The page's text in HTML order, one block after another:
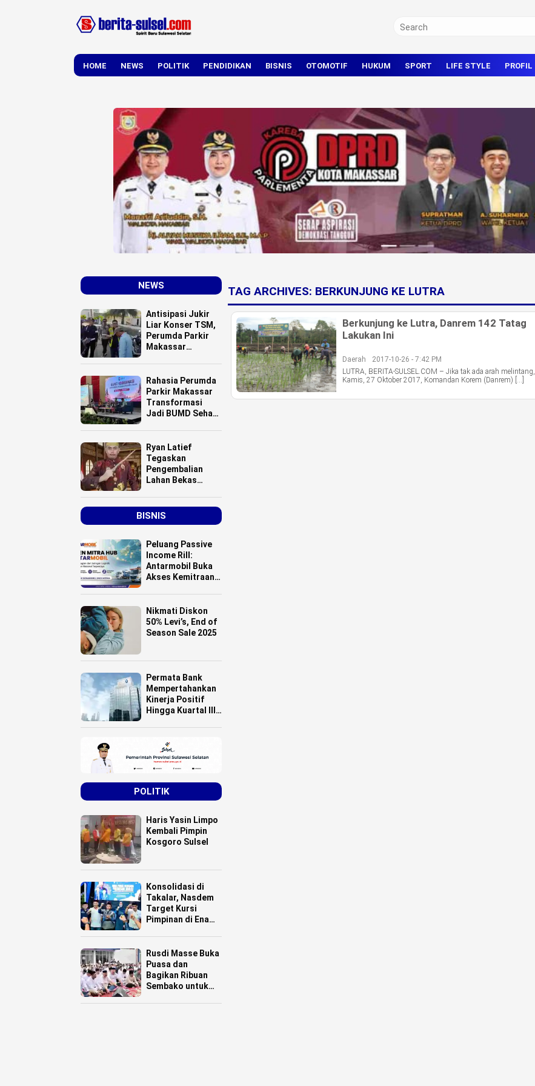
HOME NEWS POLITIK PENDIDIKAN BISNIS OTOMOTIF HUKUM SPORT LIFE STYLE PROFIL
NEWS
Antisipasi Jukir
Liar Konser TSM,
Perumda Parkir
Makassar
Rahasia Perumda
Parkir Makassar
Transformasi
Jadi BUMD Sehat
Ryan Latief
Tegaskan
Pengembalian
Lahan Bekas
Pemda Didesak
Hentikan
Tanah Ulayat
BISNIS
Peluang Passive
Income Rill:
Antarmobil Buka
Akses Kemitraan
Lahan se-
Indonesia
Nikmati Diskon
50% Levi’s, End of
Season Sale 2025
Permata Bank
Mempertahankan
Kinerja Positif
Hingga Kuartal III
POLITIK
Haris Yasin Limpo
Kembali Pimpin
Kosgoro Sulsel
Konsolidasi di
Takalar, Nasdem
Target Kursi
Pimpinan di Enam
Rusdi Masse Buka
Puasa dan
Bagikan Ribuan
Sembako untuk
TAG ARCHIVES: BERKUNJUNG KE LUTRA
Berkunjung ke Lutra, Danrem 142 Tatag
Lakukan Ini
Daerah
2017-10-26 - 7:42 PM
LUTRA, BERITA-SULSEL.COM – Jika tak ada arah melintang,
Kamis, 27 Oktober 2017, Komandan Korem (Danrem) […]